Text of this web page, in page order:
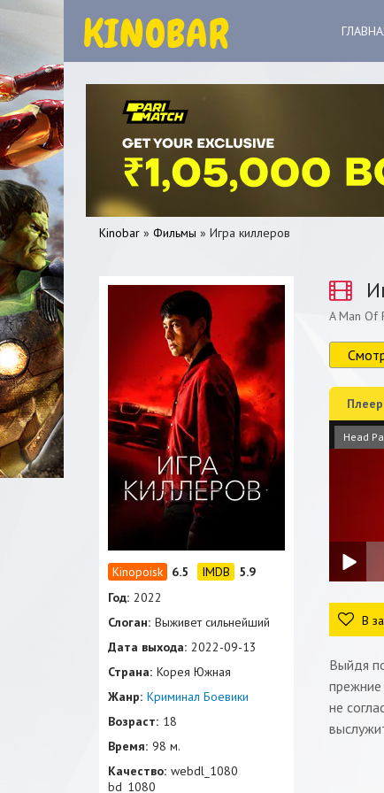
Kinobar » Фильмы » Игра киллеров
A Man Of
0
1 2 3
Head
В
Выйдя
прежние
не
6.5
5.9
Год: 2022
Слоган: Выживет сильнейший
Дата выхода: 2022-09-13
Страна: Корея Южная
Жанр: Криминал Боевики
Возраст: 18
Время: 98 м.
Качество: webdl_1080
bd_1080